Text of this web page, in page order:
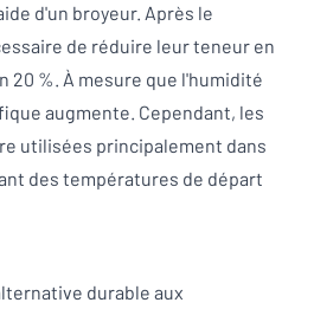
d'un broyeur. Après le
de réduire leur teneur en
20 %. À mesure que l'humidité
augmente. Cependant, les
utilisées principalement dans
des températures de départ
durable aux